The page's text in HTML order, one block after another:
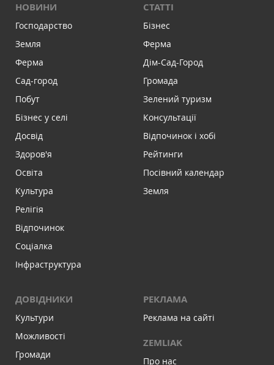
НОВИНИ
Господарство
Земля
Ферма
Сад-город
Побут
Бізнес у селі
Досвід
Здоров'я
Освіта
Культура
Релігія
Відпочинок
Соціалка
Інфраструктура
СТАТТІ
Бізнес
Ферма
Дім-Сад-Город
Громада
Зелений туризм
Консультації
Відпочинок і хобі
Рейтинги
Посівний календар
Земля
ДОВІДНИКИ
Культури
Можливості
Громади
РЕКЛАМА
Реклама на сайті
ZEMLIAK
Про нас